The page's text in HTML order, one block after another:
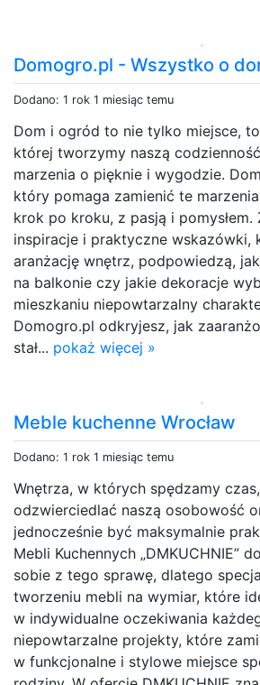
Domogro.pl - Wszystko o
Dodano: 1 rok 1 miesiąc temu
Dom i ogród to nie tylko miejsce,
której tworzymy naszą
marzenia o pięknie i wygodzie.
który pomaga zamienić te
krok po kroku, z pasją i pomysłem.
inspiracje i praktyczne wskazówki,
aranżację wnętrz, podpowiedzą,
na balkonie czy jakie dekoracje
mieszkaniu niepowtarzalny
Domogro.pl odkryjesz, jak
stał... pokaż więcej »
Meble kuchenne Wrocław
Dodano: 1 rok 1 miesiąc temu
Wnętrza, w których spędzamy
odzwierciedlać naszą osobowość
jednocześnie być maksymalnie
Mebli Kuchennych „DMKUCHNIE”
sobie z tego sprawę, dlatego
tworzeniu mebli na wymiar, które
w indywidualne oczekiwania
niepowtarzalne projekty, które
w funkcjonalne i stylowe miejsce